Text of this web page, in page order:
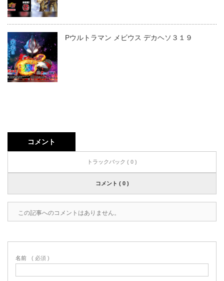
Pウルトラマン メビウス デカヘソ３１９
コメント
トラックバック ( 0 )
コメント ( 0 )
この記事へのコメントはありません。
名前 ( 必須 )